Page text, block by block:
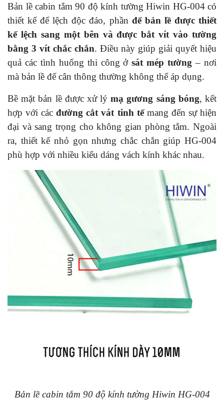
Bản lề cabin tắm 90 độ kính tường Hiwin HG-004 có
thiết kế đế lệch độc đáo, phần đế bản lề được thiết
kế lệch sang một bên và được bắt vít vào tường
bằng 3 vít chắc chắn. Điều này giúp giải quyết hiệu
quả các tình huống thi công ởsát mép tường – nơi
mà bản lề đế cân thông thường không thể áp dụng.
Bề mặt bản lề được xử lýmạ gương sáng bóng, kết
hợp với cácđường cắt vát tinh tếmang đến sự hiện
đại và sang trọng cho không gian phòng tắm. Ngoài
ra, thiết kế nhỏ gọn nhưng chắc chắn giúp HG-004
phù hợp với nhiều kiểu dáng vách kính khác nhau.
Bản lề cabin tắm 90 độ kính tường Hiwin HG-004